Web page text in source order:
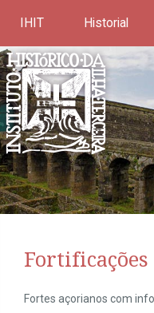
IHIT Historial
Fortificações
Fortes açorianos com